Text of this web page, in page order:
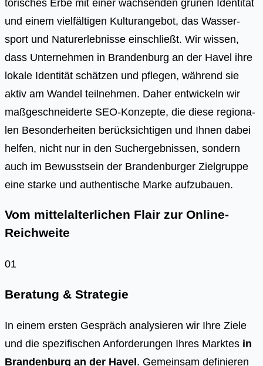
to­ri­sches Erbe mit einer wach­sen­den grü­nen Iden­ti­tät
und einem viel­fäl­ti­gen Kul­tur­ange­bot, das Was­ser­
sport und Natur­er­leb­nis­se ein­schließt. Wir wis­sen,
dass Unter­neh­men in Bran­den­burg an der Havel ihre
loka­le Iden­ti­tät schät­zen und pfle­gen, wäh­rend sie
aktiv am Wan­del teil­neh­men. Daher ent­wi­ckeln wir
maß­ge­schnei­der­te SEO-Kon­zep­te, die die­se regio­na­
len Beson­der­hei­ten berück­sich­ti­gen und Ihnen dabei
hel­fen, nicht nur in den Such­ergeb­nis­sen, son­dern
auch im Bewusst­sein der Bran­den­bur­ger Ziel­grup­pe
eine star­ke und authen­ti­sche Mar­ke auf­zu­bau­en.
Vom mittelalterlichen Flair zur Online-
Reichweite
01
Beratung & Strategie
In einem ersten Gespräch analysieren wir Ihre Ziele
und die spezifischen Anforderungen Ihres Marktes in
Brandenburg an der Havel. Gemeinsam definieren